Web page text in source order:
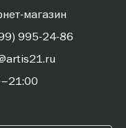
магазин
995-24-86